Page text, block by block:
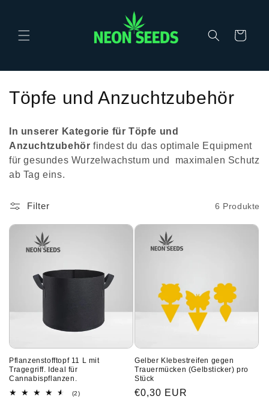
Warenkorb
K
t
e
o
:
Töpfe und Anzuchtzubehör
In unserer Kategorie für Töpfe und
Anzuchtzubehör findest du das optimale Equipment
für gesundes Wurzelwachstum und maximalen Schutz
ab Tag eins.
Filter 6 Produkte
Pflanzenstofftopf 11 L mit
Tragegriff. Ideal für
Cannabispflanzen.
(2)2
Gelber Klebestreifen gegen
Trauermücken (Gelbsticker) pro
Stück
Normaler
€0,30 EUR